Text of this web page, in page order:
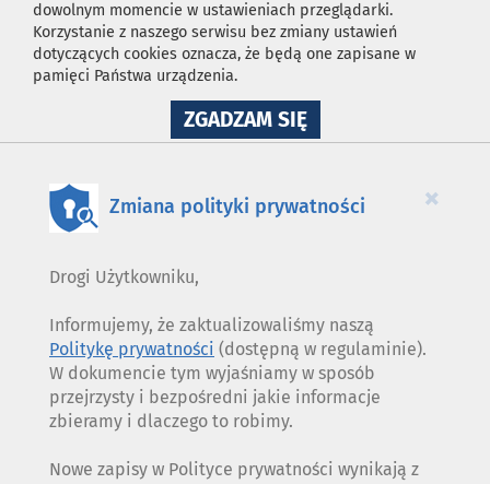
dowolnym momencie w ustawieniach przeglądarki.
Korzystanie z naszego serwisu bez zmiany ustawień
dotyczących cookies oznacza, że będą one zapisane w
pamięci Państwa urządzenia.
ZGADZAM SIĘNA
WYKORZYSTANIE
×
Zmiana polityki prywatności
Drogi Użytkowniku,
Informujemy, że zaktualizowaliśmy naszą
Politykę prywatności (dostępną w regulaminie).
W dokumencie tym wyjaśniamy w sposób
przejrzysty i bezpośredni jakie informacje
zbieramy i dlaczego to robimy.
Nowe zapisy w Polityce prywatności wynikają z